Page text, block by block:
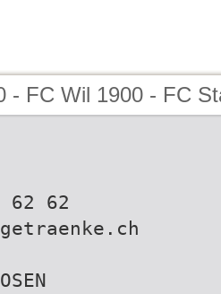
- FC Wil 1900 - FC
62 62